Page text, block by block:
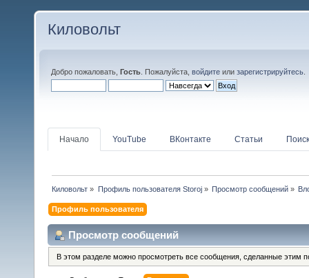
Киловольт
Добро пожаловать, Гость . Пожалуйста, войдите или зарегистрируйтесь
Начало YouTube ВКонтакте Статьи Поиск
Киловольт » Профиль пользователя Storoj» Просмотр сообщений»
Профиль пользователя
Просмотр сообщений
В этом разделе можно просмотреть все сообщения, сделанные этим